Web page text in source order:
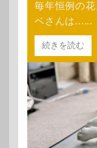
毎年恒例の
ベさんは......
続きを読む